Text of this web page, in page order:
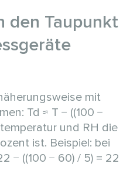
den Taupunkt
mit
Td ≈ T − ((100 −
und RH die
ist. Beispiel: bei
− ((100 − 60) / 5) = 22